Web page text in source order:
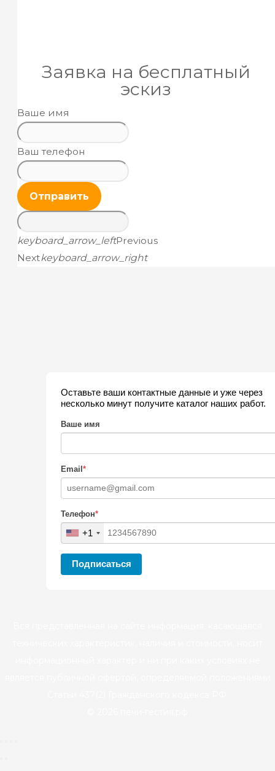
Заявка на бесплатный
эскиз
Ваше имя
Ваш телефон
Отправить
keyboard_arrow_leftPrevious
Nextkeyboard_arrow_right
Оставьте ваши контактные данные и уже через
несколько минут получите каталог наших работ.
Ваше имя
Email *
Телефон*
+1
Подписаться